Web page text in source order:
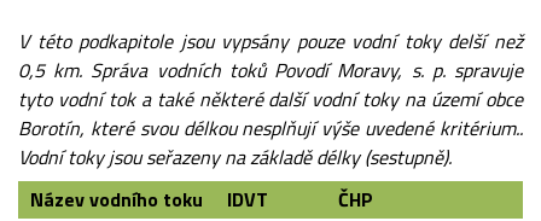
V této podkapitole jsou vypsány pouze vodní toky delší než
0,5 km. Správa vodních toků Povodí Moravy, s. p. spravuje
tyto vodní tok a také některé další vodní toky na území obce
Borotín, které svou délkou nesplňují výše uvedené kritérium..
Vodní toky jsou seřazeny na základě délky (sestupně).
Název vodního toku
IDVT
ČHP